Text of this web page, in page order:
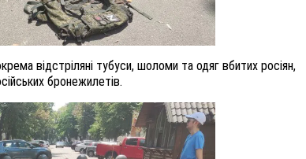
відстріляні тубуси, шоломи та одяг вбитих росіян,
бронежилетів.